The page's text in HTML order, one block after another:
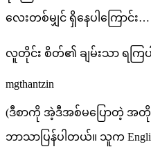
လေးတစ်မျှင် ရှိနေပါကြောင်း…
လူတိုင်း စိတ်၏ ချမ်းသာ ရကြပ
mgthantzin
(ဒီစာကို အဲ့ဒီအစ်မပြောတဲ့ အ
ဘာသာပြန်ပါတယ်။ သူက